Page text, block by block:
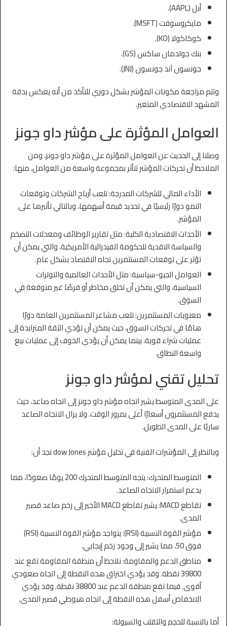
أبل (AAPL).
مايكروسوفت (MSFT).
كوكاكولا (KO).
بنك جولدمان ساكس (GS).
جونسون آند جونسون (JNJ).
وتتم مراجعة مكونات المؤشر بشكل دوري للتأكد من أنه يعكس بدقة
المشهد الاقتصادي المتغير.
العوامل المؤثرة على مؤشر داو جونز
وصلنا إلى الحديث عن العوامل المؤثرة على مؤشر داو جونز، ومن
الملاحظ أن تحركات المؤشر تتأثر بمجموعة واسعة من العوامل، منها:
الأداء المالي للشركات المدرجة: تلعب أرباح الشركات وتوقعات
النمو دورًا رئيسيًا في تحديد قيمة أسهمها، وبالتالي تأثيرها على
المؤشر.
الأحداث الاقتصادية الكلية: مثل تقارير الوظائف ومعدلات التضخم
والسياسة النقدية للحكومة الفيدرالية الأمريكية، والتي يمكن أن
تؤثر على توقعات المستثمرين تجاه الاقتصاد بشكل عام.
العوامل الجيو-سياسية: مثل الأحداث العالمية والتوترات
السياسية، والتي يمكن أن تخلق مخاطر أو فرصًا غير متوقعة في
السوق.
معنويات المستثمرين: تلعب مشاعر المستثمرين العامة دورًا
هامًا في تحركات السوق، حيث يمكن أن تؤدي الثقة المتزايدة إلى
عمليات شراء قوية، بينما يمكن أن يؤدي الخوف إلى عمليات بيع
واسعة النطاق.
تحليل تقني لمؤشر داو جونز
على المدى المتوسط يشير اتجاه مؤشر داو جونز إلى اتجاه صاعد، حيث
يدفع المستثمرون أسعارًا أعلى بمرور الوقت. ولا يزال الاتجاه الصاعد
ساريًا على المدى الطويل.
وبالنظر إلى المؤشرات الفنية في تحليل مؤشر dow Jones نجد أن:
المتوسط المتحرك: يتجه المتوسط المتحرك 200 يومًا صعودًا، مما
يدعم استمرار الاتجاه الصاعد.
تقاطع MACD: يشير تقاطع MACD الأخير إلى زخم صاعد قصير
المدى.
مؤشر القوة النسبية (RSI): يتواجد مؤشر القوة النسبية (RSI)
فوق 50، مما يشير إلى وجود زخم إيجابي.
مناطق الدعم والمقاومة: نلاحظ أن منطقة المقاومة تقع عند
39800 نقطة. وقد يؤدي اختراق هذه النقطة إلى اتجاه صعودي
أقوى. فيما تقع منطقة الدعم عند 38800 نقطة. وقد يؤدي
الانخفاض أسفل هذه النقطة إلى اتجاه هبوطي قصير المدى.
أما بالنسبة للحجم والتقلب والسيولة: